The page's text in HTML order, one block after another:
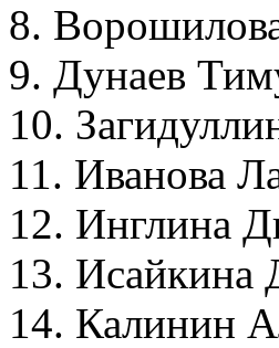
8.
9. Дунаев
10.
11. Иванова
12. Инглина
13. Исайкина
14. Калинин